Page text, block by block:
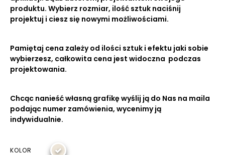
produktu. Wybierz rozmiar, ilość sztuk naciśnij
projektuj i ciesz się nowymi możliwościami.
Pamiętaj cena zależy od ilości sztuk i efektu jaki sobie
wybierzesz, całkowita cena jest widoczna podczas
projektowania.
Chcąc nanieść własną grafikę wyślij ją do Nas na maila
podając numer zamówienia, wycenimy ją
indywidualnie.
KOLOR